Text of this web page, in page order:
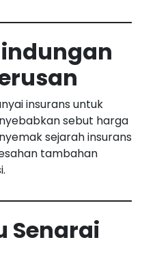
insurans untuk
sebut harga
sejarah insurans
tambahan
Senarai